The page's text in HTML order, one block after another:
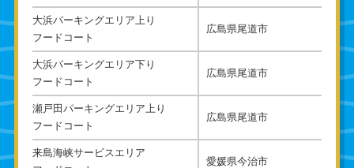
大浜パーキングエリア上り
フードコート
広島県尾道市
大浜パーキングエリア下り
フードコート
広島県尾道市
瀬戸田パーキングエリア上り
フードコート
広島県尾道市
来島海峡サービスエリア
愛媛県今治市